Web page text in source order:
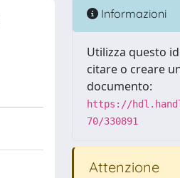
Informazioni
Utilizza questo
citare o creare
documento:
https://
70/330891
Attenzione